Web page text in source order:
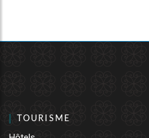
TOURISME